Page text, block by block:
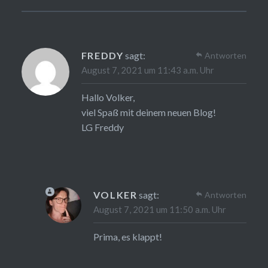
FREDDY sagt:
August 7, 2021 um 11:43 a.m. Uhr
Hallo Volker,
viel Spaß mit deinem neuen Blog!
LG Freddy
Antworten
VOLKER sagt:
August 7, 2021 um 11:50 a.m. Uhr
Prima, es klappt!
Antworten